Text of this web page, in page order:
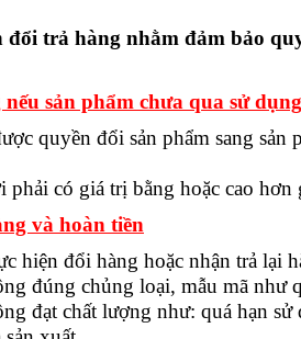
đổi trả hàng nhằm đảm bảo
sản phẩm chưa qua sử dụng
quyền đổi sản phẩm sang
phải có giá trị bằng hoặc cao hơn
và hoàn tiền
hiện đổi hàng hoặc nhận trả lại
đúng chủng loại, mẫu mã như
đạt chất lượng như: quá hạn